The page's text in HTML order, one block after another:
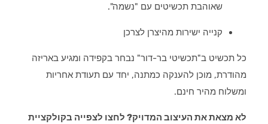
שאוהבת תכשיטים עם "נשמה".
קנייה ישירות מהיצרן לצרכן
כל תכשיט ב"תכשיטי בר-דור" נבחר בקפידה ומגיע באריזה
מהודרת, מוכן להענקה כמתנה, יחד עם תעודת אחריות
ומשלוח מהיר חינם.
לא מצאת את העיצוב המדויק? לחצו לצפייה בקולקציית